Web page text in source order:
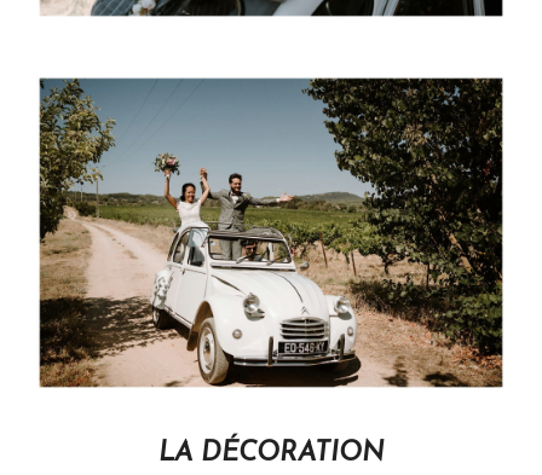
LA DÉCORATION